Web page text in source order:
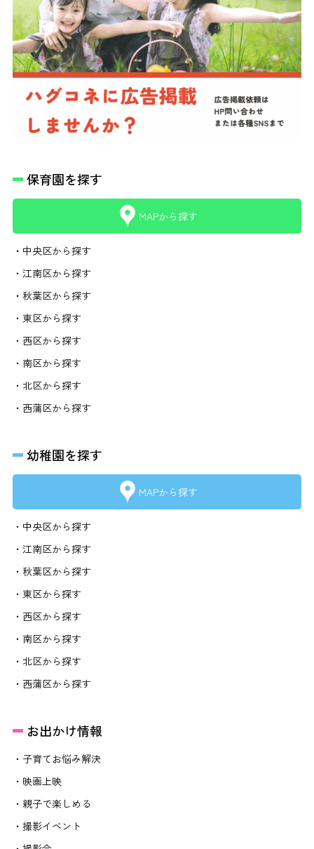
保育園を探す
MAPから探す
・中央区から探す
・江南区から探す
・秋葉区から探す
・東区から探す
・西区から探す
・南区から探す
・北区から探す
・西蒲区から探す
幼稚園を探す
MAPから探す
・中央区から探す
・江南区から探す
・秋葉区から探す
・東区から探す
・西区から探す
・南区から探す
・北区から探す
・西蒲区から探す
お出かけ情報
・子育てお悩み解決
・映画上映
・親子で楽しめる
・撮影イベント